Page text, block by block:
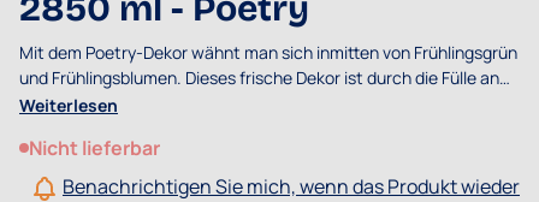
Mit dem Poetry-Dekor wähnt man sich inmitten von Frühlingsgrün
und Frühlingsblumen. Dieses frische Dekor ist durch die Fülle an
Grün einzigartig.
Weiterlesen
Nicht lieferbar
Benachrichtigen Sie mich, wenn das Produkt wieder